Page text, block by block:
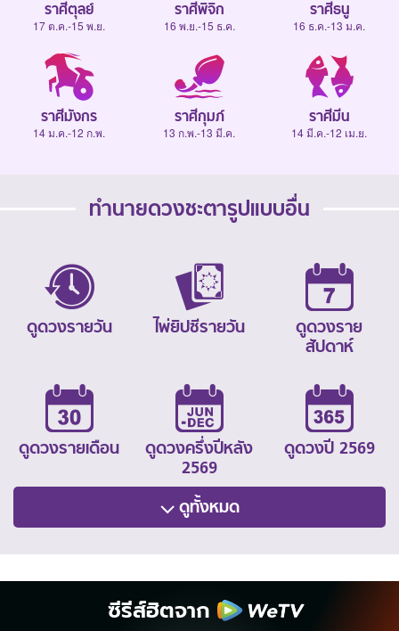
ราศีตุลย์
17 ต.ค.-15 พ.ย.
ราศีพิจิก
16 พ.ย.-15 ธ.ค.
ราศีธนู
16 ธ.ค.-13 ม.ค.
ราศีมังกร
14 ม.ค.-12 ก.พ.
ราศีกุมภ์
13 ก.พ.-13 มี.ค.
ราศีมีน
14 มี.ค.-12 เม.ย.
ทำนายดวงชะตารูปแบบอื่น
ดูดวงรายวัน ไพ่ยิปซีรายวัน
ดูดวงราย
สัปดาห์
ดูดวงรายเดือน
ดูดวงครึ่งปีหลัง
2569
ดูดวงปี 2569
ดูทั้งหมด
ซีรีส์ฮิตจาก